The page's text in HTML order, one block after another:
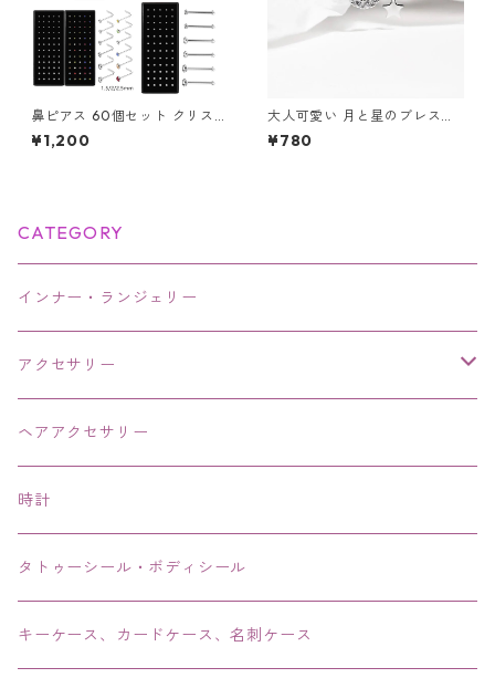
鼻ピアス 60個セット クリス
タル ストレート L字型 スクリ
ュー 3種類 ジュエル 鼻ピ ボデ
ス ステンレス
¥1,200
大人可愛い 月と星のブレスレ
ット シルバー ムーンスター 華
奢デザイン レディースアクセ
¥780
CATEGORY
インナー・ランジェリー
アクセサリー
ネックレス・チョーカー
ピアス・イヤリング・鼻ピアス
リング・指輪
ブレス・バングル・ブレスレット・腕輪
ヘアアクセサリー
時計
タトゥーシール・ボディシール
キーケース、カードケース、名刺ケース